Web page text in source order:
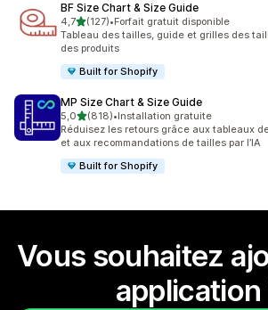
BF Size Chart & Size Guide
4,7étoile(s) sur 5
(127)
127 avis au total
•Forfait gratuit disponible
Tableau des tailles, guide et grilles des
des produits
Built for Shopify
MP Size Chart & Size Guide
5,0étoile(s) sur 5
(818)
818 avis au total
•Installation gratuite
Réduisez les retours grâce aux tableaux
et aux recommandations de tailles par l’IA
Built for Shopify
Vous souhaitez
application